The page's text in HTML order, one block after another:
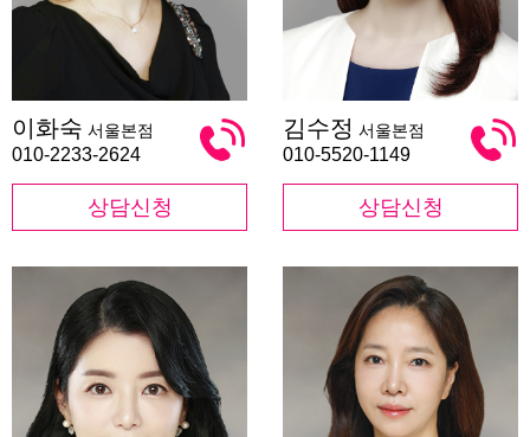
화
숙
이화숙 서울본점
010-2233-2624
상담신청
수
정
김수정 서울본점
010-5520-1149
상담신청